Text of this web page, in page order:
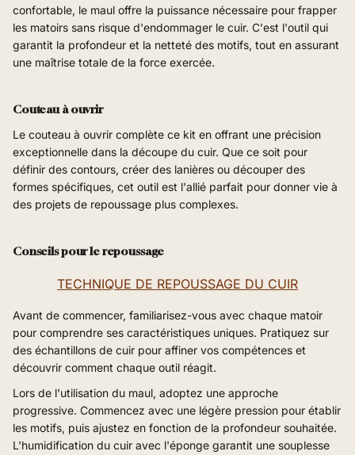
confortable, le maul offre la puissance nécessaire pour frapper
les matoirs sans risque d'endommager le cuir. C'est l'outil qui
garantit la profondeur et la netteté des motifs, tout en assurant
une maîtrise totale de la force exercée.
Couteau à ouvrir
Le couteau à ouvrir complète ce kit en offrant une précision
exceptionnelle dans la découpe du cuir. Que ce soit pour
définir des contours, créer des lanières ou découper des
formes spécifiques, cet outil est l'allié parfait pour donner vie à
des projets de repoussage plus complexes.
Conseils pour le repoussage
TECHNIQUE DE REPOUSSAGE DU CUIR
Avant de commencer, familiarisez-vous avec chaque matoir
pour comprendre ses caractéristiques uniques. Pratiquez sur
des échantillons de cuir pour affiner vos compétences et
découvrir comment chaque outil réagit.
Lors de l'utilisation du maul, adoptez une approche
progressive. Commencez avec une légère pression pour établir
les motifs, puis ajustez en fonction de la profondeur souhaitée.
L'humidification du cuir avec l'éponge garantit une souplesse